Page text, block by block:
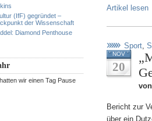
(IfF) gegründet –
der Wissenschaft
Diamond Penthouse
wir einen Tag Pause
Artikel lesen
Sport,
NOV
20
Bericht zur
über ein